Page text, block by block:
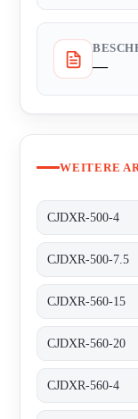
—
WEITERE
CJDXR-500-4
CJDXR-500-7.5
CJDXR-560-15
CJDXR-560-20
CJDXR-560-4